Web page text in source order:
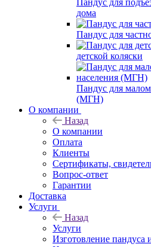
Пандус для
дома
Пандус для
детской коляски
Пандус для
(МГН)
О компании
Назад
О компании
Оплата
Клиенты
Сертификаты,
Вопрос-ответ
Гарантии
Доставка
Услуги
Назад
Услуги
Изготовление пандуса